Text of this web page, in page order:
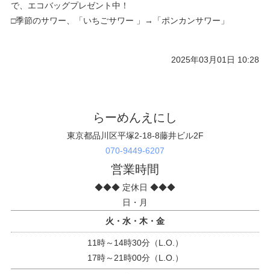
で、エコバッグプレゼント中！
□季節のサワー、「いちごサワー 」→「ポンカンサワー」
2025年03月01日 10:28
らーめんえにし
東京都品川区平塚2-18-8藤井ビル2F
070-9449-6207
営業時間
◆◆◆ 定休日 ◆◆◆
日・月
火・水・木・金
11時～14時30分（L.O.）
17時～21時00分（L.O.）